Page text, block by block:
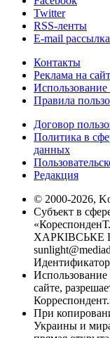
Twitter
RSS-ленты
E-mail рассылка
Контакты
Реклама на
Использование
Правила
Договор
Политика в
данных
Редакция
© 2000-2026,
Субъект в
ХАРКІВСЬКЕ
сайте,
При
Украины и